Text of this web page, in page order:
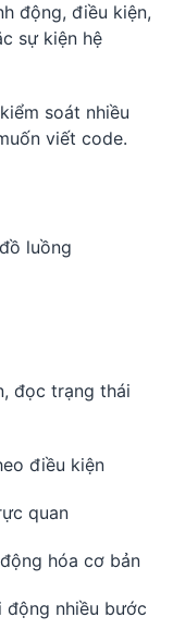
động, điều kiện,
sự kiện hệ
soát nhiều
viết code.
luồng
đọc trạng thái
điều kiện
quan
hóa cơ bản
động nhiều bước